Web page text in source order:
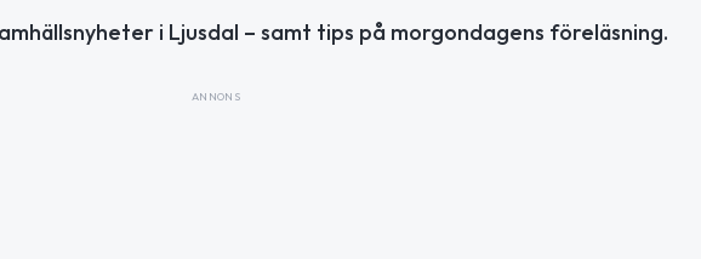
i Ljusdal – samt tips på morgondagens föreläsning.
ANNONS